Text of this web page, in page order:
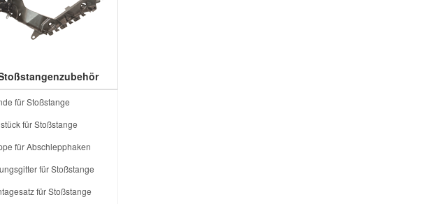
für Stoßstange
für Stoßstange
für Abschlepphaken
für Stoßstange
für Stoßstange